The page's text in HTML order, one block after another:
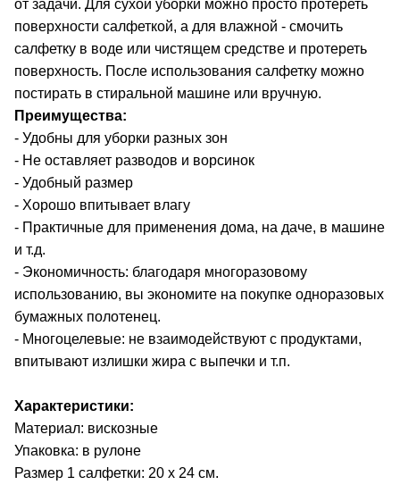
от задачи. Для сухой уборки можно просто протереть
поверхности салфеткой, а для влажной - смочить
салфетку в воде или чистящем средстве и протереть
поверхность. После использования салфетку можно
постирать в стиральной машине или вручную.
Преимущества:
- Удобны для уборки разных зон
- Не оставляет разводов и ворсинок
- Удобный размер
- Хорошо впитывает влагу
- Практичные для применения дома, на даче, в машине
и т.д.
- Экономичность: благодаря многоразовому
использованию, вы экономите на покупке одноразовых
бумажных полотенец.
- Многоцелевые: не взаимодействуют с продуктами,
впитывают излишки жира с выпечки и т.п.
Характеристики:
Материал: вискозные
Упаковка: в рулоне
Размер 1 салфетки: 20 х 24 см.